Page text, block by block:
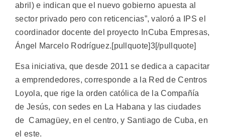
abril) e indican que el nuevo gobierno apuesta al
sector privado pero con reticencias”, valoró a IPS el
coordinador docente del proyecto InCuba Empresas,
Ángel Marcelo Rodríguez.[pullquote]3[/pullquote]
Esa iniciativa, que desde 2011 se dedica a capacitar
a emprendedores, corresponde a la Red de Centros
Loyola, que rige la orden católica de la Compañía
de Jesús, con sedes en La Habana y las ciudades
de Camagüey, en el centro, y Santiago de Cuba, en
el este.